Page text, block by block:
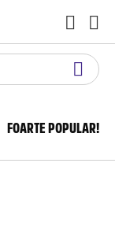
FOARTE POPULAR!